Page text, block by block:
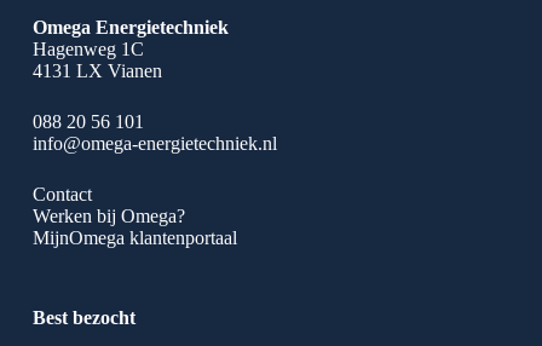
Omega Energietechniek
Hagenweg 1C
4131 LX Vianen
088 20 56 101
info@omega-energietechniek.nl
Contact
Werken bij Omega?
MijnOmega klantenportaal
Best bezocht